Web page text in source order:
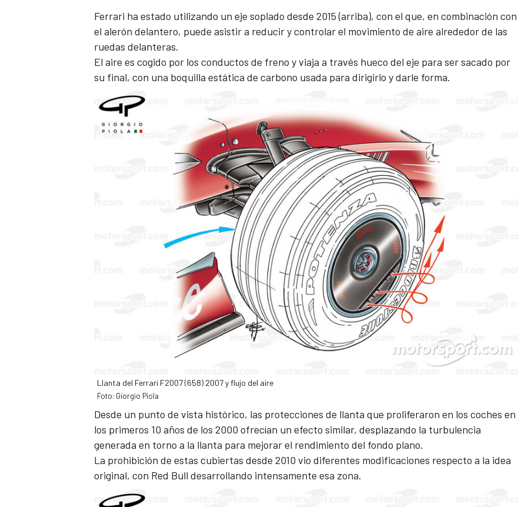
Ferrari ha estado utilizando un eje soplado desde 2015 (arriba), con el que, en combinación con
el alerón delantero, puede asistir a reducir y controlar el movimiento de aire alrededor de las
ruedas delanteras.
El aire es cogido por los conductos de freno y viaja a través hueco del eje para ser sacado por
su final, con una boquilla estática de carbono usada para dirigirlo y darle forma.
Llanta del Ferrari F2007 (658) 2007 y flujo del aire
Foto: Giorgio Piola
Desde un punto de vista histórico, las protecciones de llanta que proliferaron en los coches en
los primeros 10 años de los 2000 ofrecían un efecto similar, desplazando la turbulencia
generada en torno a la llanta para mejorar el rendimiento del fondo plano.
La prohibición de estas cubiertas desde 2010 vio diferentes modificaciones respecto a la idea
original, con Red Bull desarrollando intensamente esa zona.